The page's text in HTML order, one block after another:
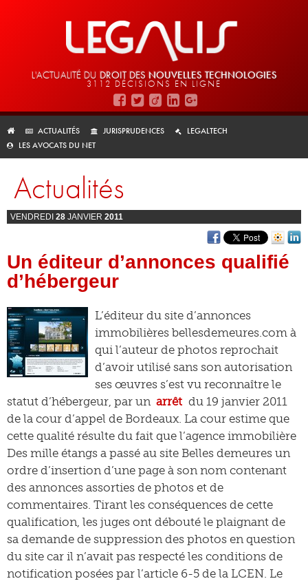
L'ACTUALITÉ DU DROIT DES NOUVELLES TECHNOLOGIES
3112 DÉCISIONS EN LIGNE
ACTUALITÉS JURISPRUDENCES
LEGALTECH
LES AVOCATS DU NET
Actualités
VENDREDI 28 JANVIER 2011
Un éditeur d’annonces qualifié
d’hébergeur
L’éditeur du site d’annonces
immobilières bellesdemeures.com à
qui l’auteur de photos reprochait
d’avoir utilisé sans son autorisation
ses œuvres s’est vu reconnaître le
statut d’hébergeur, par un arrêt du 19 janvier 2011
de la cour d’appel de Bordeaux. La cour estime que
cette qualité résulte du fait que l’agence immobilière
Des mille étangs a passé au site Belles demeures un
ordre d’insertion d’une page à son nom contenant
des annonces assorties de photos et de
commentaires. Tirant les conséquences de cette
qualification, les juges ont débouté le plaignant de
sa demande de suppression des photos en question
du site car il n’avait pas respecté les conditions de
notification posées par l’article 6-5 de la LCEN. Le